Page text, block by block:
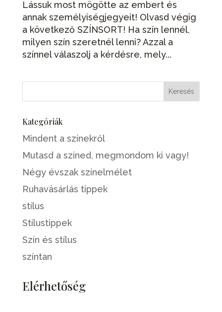
Lássuk most mögötte az embert és
annak személyiségjegyeit! Olvasd végig
a következő SZÍNSORT! Ha szín lennél,
milyen szín szeretnél lenni? Azzal a
színnel válaszolj a kérdésre, mely...
Kategóriák
Mindent a színekről
Mutasd a színed, megmondom ki vagy!
Négy évszak színelmélet
Ruhavásárlás tippek
stílus
Stílustippek
Szín és stílus
színtan
Elérhetőség